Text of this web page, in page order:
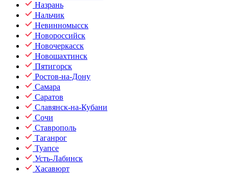
Назрань
Нальчик
Невинномысск
Новороссийск
Новочеркасск
Новошахтинск
Пятигорск
Ростов-на-Дону
Самара
Саратов
Славянск-на-Кубани
Сочи
Ставрополь
Таганрог
Туапсе
Усть-Лабинск
Хасавюрт